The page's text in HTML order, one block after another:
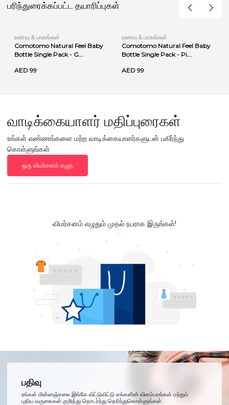
பரிந்துரைக்கப்பட்ட தயாரிப்புகள்
உணவு & பாகங்கள்
Comotomo Natural Feel Baby
Bottle Single Pack - G...
AED 99
உணவு & பாகங்கள்
Comotomo Natural Feel Baby
Bottle Single Pack - Pi...
AED 99
வாடிக்கையாளர் மதிப்புரைகள்
உங்கள் எண்ணங்களை மற்ற வாடிக்கையாளர்களுடன் பகிர்ந்து
கொள்ளுங்கள்
ஒரு விமர்சனம் எழுத
விமர்சனம் எழுதும் முதல் நபராக இருங்கள்!
பதிவு
உங்கள் மின்னஞ்சலை இங்கே விட்டுவிட்டு எங்களின் விளம்பரங்கள் மற்றும்
புதிய வருகைகள் குறித்து தொடர்ந்து தெரிந்துகொள்ளுங்கள்.